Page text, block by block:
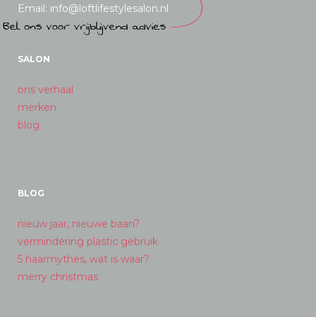
Email: info@loftlifestylesalon.nl
SALON
ons verhaal
merken
blog
BLOG
nieuw jaar, nieuwe baan?
vermindering plastic gebruik
5 haarmythes, wat is waar?
merry christmas